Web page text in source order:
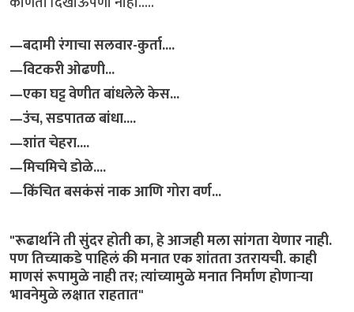
—बदामी रंगाचा सलवार-कुर्ता....
—विटकरी ओढणी...
—एका घट्ट वेणीत बांधलेले केस...
—उंच, सडपातळ बांधा....
—शांत चेहरा....
—मिचमिचे डोळे....
—किंचित बसकंसं नाक आणि गोरा वर्ण...
"रूढार्थाने ती सुंदर होती का, हे आजही मला सांगता येणार नाही.
पण तिच्याकडे पाहिलं की मनात एक शांतता उतरायची. काही
माणसं रूपामुळे नाही तर; त्यांच्यामुळे मनात निर्माण होणाऱ्या
भावनेमुळे लक्षात राहतात"